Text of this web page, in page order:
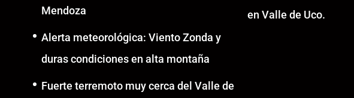
Mendoza
Alerta meteorológica: Viento Zonda y
duras condiciones en alta montaña
Fuerte terremoto muy cerca del Valle de
en Valle de Uco.